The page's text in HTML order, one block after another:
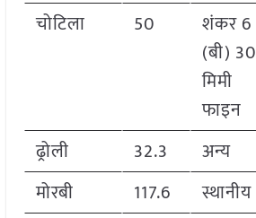
चोटिला 50
शंकर 6
(बी) 30
मिमी
फाइन
ढ्रोली 32.3 अन्य
मोरबी
117.6 स्थानीय